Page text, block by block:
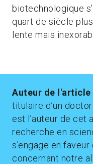
biotechnologique
quart de siècle
lente mais
Auteur de l'article
titulaire d’un
est l’auteur de cet
recherche en
s’engage en
concernant notre